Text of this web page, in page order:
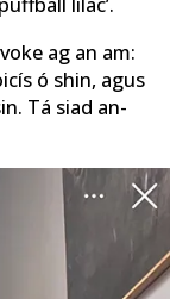
lilac’.
ag an am:
ó shin, agus
Tá siad an-